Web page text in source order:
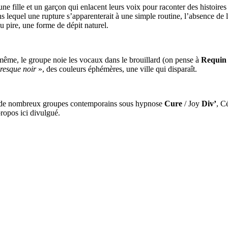
fille et un garçon qui enlacent leurs voix pour raconter des
une rupture s’apparenterait à une simple routine, l’absence
pire, une forme de dépit naturel.
le groupe noie les vocaux dans le brouillard (on pense à
noir», des couleurs éphémères, une ville qui disparaît.
nombreux groupes contemporains sous hypnose Cure / Joy Div’,
ici divulgué.